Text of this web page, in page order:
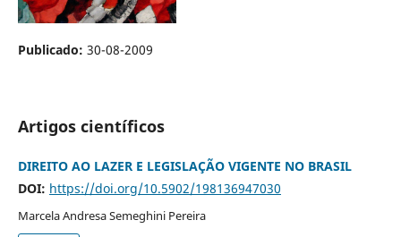
Publicado: 30-08-2009
Artigos científicos
DIREITO AO LAZER E LEGISLAÇÃO VIGENTE NO BRASIL
DOI: https://doi.org/10.5902/198136947030
Marcela Andresa Semeghini Pereira